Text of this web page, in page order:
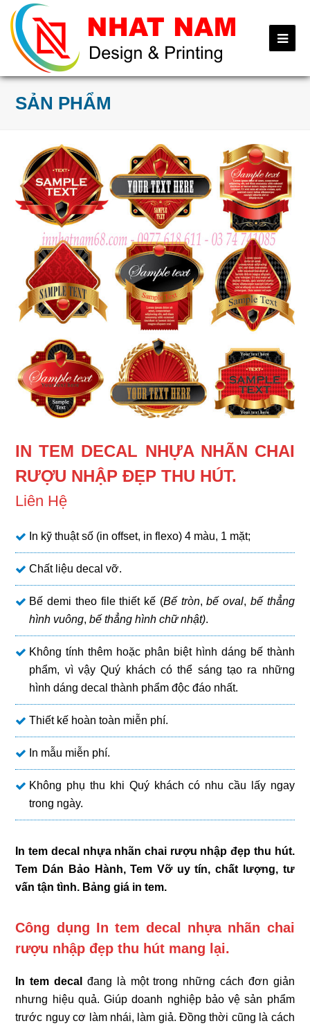
SẢN PHẨM
IN TEM DECAL NHỰA NHÃN CHAI
RƯỢU NHẬP ĐẸP THU HÚT.
Liên Hệ
In kỹ thuật số (in offset, in flexo) 4 màu, 1 mặt;
Chất liệu decal vỡ.
Bế demi theo file thiết kế (Bế tròn,bế oval, bế thẳng
hình vuông,bế thẳng hình chữ nhật).
Không tính thêm hoặc phân biệt hình dáng bế thành
phẩm, vì vậy Quý khách có thể sáng tạo ra những
hình dáng decal thành phẩm độc đáo nhất.
Thiết kế hoàn toàn miễn phí.
In mẫu miễn phí.
Không phụ thu khi Quý khách có nhu cầu lấy ngay
trong ngày.
In tem decal nhựa nhãn chai rượu nhập đẹp thu hút.
Tem Dán Bảo Hành, Tem Vỡ uy tín, chất lượng, tư
vấn tận tình. Bảng giá in tem.
Công dụng In tem decal nhựa nhãn chai
rượu nhập đẹp thu hút mang lại.
In tem decal
đang là một trong những cách đơn giản
nhưng hiệu quả. Giúp doanh nghiệp bảo vệ sản phẩm
trước nguy cơ làm nhái, làm giả. Đồng thời cũng là cách